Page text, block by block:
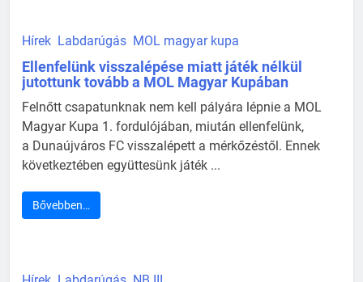
Hírek Labdarúgás MOL magyar kupa
Ellenfelünk visszalépése miatt játék nélkül
jutottunk tovább a MOL Magyar Kupában
Felnőtt csapatunknak nem kell pályára lépnie a MOL
Magyar Kupa 1. fordulójában, miután ellenfelünk,
a Dunaújváros FC visszalépett a mérkőzéstől. Ennek
következtében együttesünk játék ...
Bővebben…